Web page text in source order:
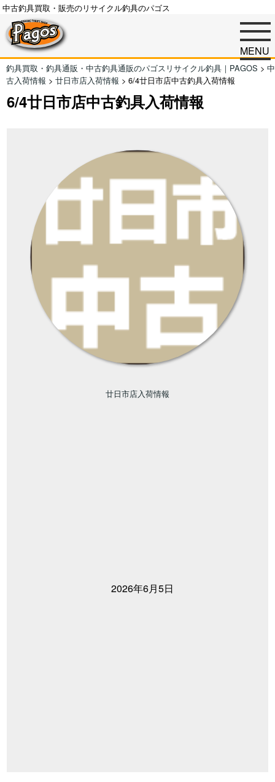
中古釣具買取・販売のリサイクル釣具のパゴス
MENU
釣具買取・釣具通販・中古釣具通販のパゴスリサイクル釣具｜PAGOS > 中
古入荷情報 > 廿日市店入荷情報 > 6/4廿日市店中古釣具入荷情報
6/4廿日市店中古釣具入荷情報
廿日市店入荷情報
2026年6月5日